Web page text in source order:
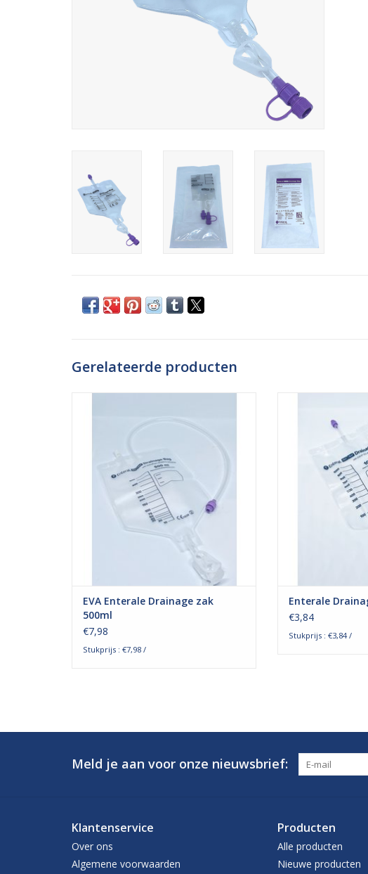
Gerelateerde producten
gemaakt van zacht EVA materiaal en heeft
een trechteraansluiting. Deze drainagezak
is DEHP- en l
TOEVOEGEN AAN WINKELWAGEN
EVA Enterale Drainage zak
500ml
€7,98
Stukprijs : €7,98 /
hevelen van de
een inhoud van
gemaakt van
DEHP-
TOEVOEGEN
Enterale
€3,84
Stukprijs : €3,84 /
Meld je aan voor onze nieuwsbrief:
Klantenservice
Over ons
Algemene voorwaarden
Producten
Alle producten
Nieuwe producten